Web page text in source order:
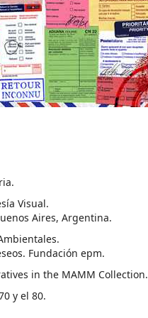
Visual.
Aires, Argentina.
Fundación epm.
in the MAMM
y el 80.